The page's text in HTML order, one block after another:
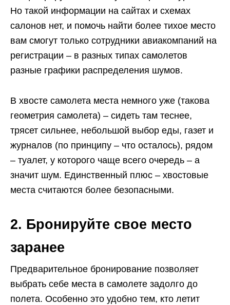
Но такой информации на сайтах и схемах
салонов нет, и помочь найти более тихое место
вам смогут только сотрудники авиакомпаний на
регистрации – в разных типах самолетов
разные графики распределения шумов.
В хвосте самолета места немного уже (такова
геометрия самолета) – сидеть там теснее,
трясет сильнее, небольшой выбор еды, газет и
журналов (по принципу – что осталось), рядом
– туалет, у которого чаще всего очередь – а
значит шум. Единственный плюс – хвостовые
места считаются более безопасными.
2. Бронируйте свое место
заранее
Предварительное бронирование позволяет
выбрать себе места в самолете задолго до
полета. Особенно это удобно тем, кто летит